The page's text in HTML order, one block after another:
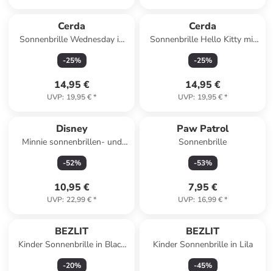
Cerda
Sonnenbrille Wednesday in
Lila
-25%
14,95 €
UVP: 19,95 €*
Cerda
Sonnenbrille Hello Kitty mit
Glitzer in Rosa
-25%
14,95 €
UVP: 19,95 €*
Disney
Minnie sonnenbrillen- und
Haarschmuck-Set
-52%
10,95 €
UVP: 22,99 €*
Paw Patrol
Sonnenbrille
-53%
7,95 €
UVP: 16,99 €*
BEZLIT
Kinder Sonnenbrille in Black
Red Blue - Blau
-20%
BEZLIT
Kinder Sonnenbrille in Lila
-45%